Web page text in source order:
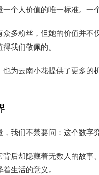
个人价值的唯一标准。一
多粉丝，但她的价值并
我们敬佩的。
为云南小花提供了更多
我们不禁要问：这个数字
后却隐藏着无数人的故
生活的意义。